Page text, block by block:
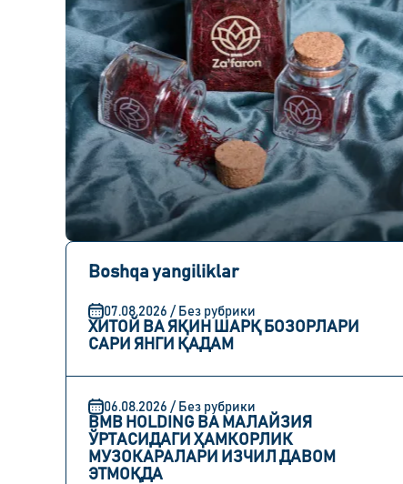
Boshqa yangiliklar
07.08.2026 / Без рубрики
ХИТОЙ ВА ЯҚИН ШАРҚ БОЗОРЛАРИ
САРИ ЯНГИ ҚАДАМ
06.08.2026 / Без рубрики
BMB HOLDING ВА МАЛАЙЗИЯ
ЎРТАСИДАГИ ҲАМКОРЛИК
МУЗОКАРАЛАРИ ИЗЧИЛ ДАВОМ
ЭТМОҚДА